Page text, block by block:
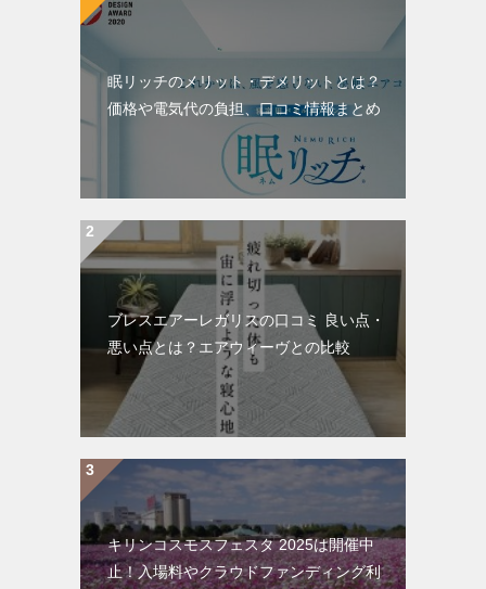
眠リッチのメリット・デメリットとは？
価格や電気代の負担、口コミ情報まとめ
ブレスエアーレガリスの口コミ 良い点・
悪い点とは？エアウィーヴとの比較
キリンコスモスフェスタ 2025は開催中
止！入場料やクラウドファンディング利